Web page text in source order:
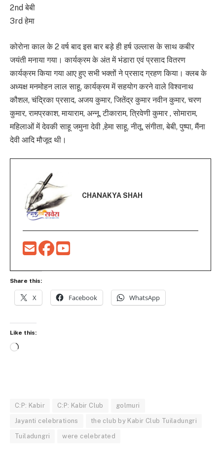
2nd बेबी
3rd हेमा
कोरोना काल के 2 वर्ष बाद इस बार बड़े ही हर्ष उल्लास के साथ कबीर
जयंती मनाया गया। कार्यक्रम के अंत में भंडारा एवं प्रसाद वितरण
कार्यक्रम किया गया आए हुए सभी भक्तों ने प्रसाद ग्रहण किया। क्लब के
अध्यक्ष मनमोहन लाल साहू, कार्यक्रम में सहयोग करने वाले विश्वनाथ
कौशल, चंद्रिका प्रसाद, अजय कुमार, जितेंद्र कुमार नवीन कुमार, चरण
कुमार, रामप्रकाश, मायाराम, अन्नू, टीकाराम, त्रिवेणी कुमार , सोमाराम,
महिलाओं में देवकी साहू जमुना देवी ,हेमा साहू, नीतू, संगीता, बेबी, पुष्पा, मैंना
देवी आदि मौजूद थी।
CHANAKYA SHAH
Share this:
X Facebook WhatsApp
Like this:
Loading…
C:P: Kabir C:P: Kabir Club golmuri
Jayanti celebrations the club by Kabir Club Tuiladungri
Tuiladungri were celebrated